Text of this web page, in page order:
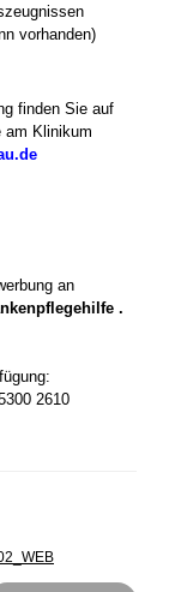
vorhanden)
finden Sie auf
am Klinikum
an
.
2610